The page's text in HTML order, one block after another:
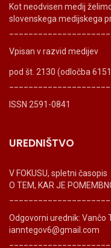
Kot neodvisen medij
slovenskega medijskega
Vpisan v razvid medijev
pod št. 2130 (odločba
ISSN 2591-0841
UREDNIŠTVO
V FOKUSU, spletni časopis
O TEM, KAR JE
Odgovorni urednik: Vančo
ianntegov6@gmail.com